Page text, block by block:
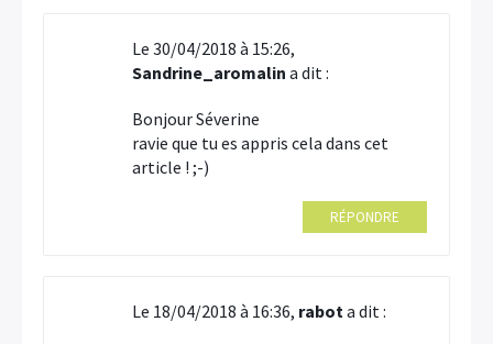
Le 30/04/2018 à 15:26,
Sandrine_aromalin a dit :
Bonjour Séverine
ravie que tu es appris cela dans cet
article ! ;-)
RÉPONDRE
Le 18/04/2018 à 16:36, rabot a dit :